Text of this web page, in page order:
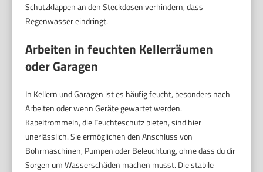
Schutzklappen an den Steckdosen verhindern, dass
Regenwasser eindringt.
Arbeiten in feuchten Kellerräumen
oder Garagen
In Kellern und Garagen ist es häufig feucht, besonders nach
Arbeiten oder wenn Geräte gewartet werden.
Kabeltrommeln, die Feuchteschutz bieten, sind hier
unerlässlich. Sie ermöglichen den Anschluss von
Bohrmaschinen, Pumpen oder Beleuchtung, ohne dass du dir
Sorgen um Wasserschäden machen musst. Die stabile